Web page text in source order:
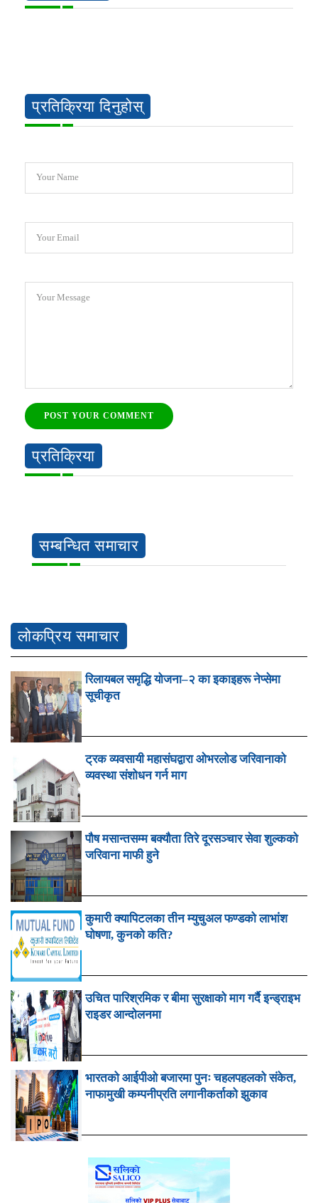
प्रतिक्रिया दिनुहोस्
Your Name
Your Email
Your Message
POST YOUR COMMENT
प्रतिक्रिया
सम्बन्धित समाचार
लोकप्रिय समाचार
रिलायबल समृद्धि योजना–२ का इकाइहरू नेप्सेमा
सूचीकृत
ट्रक व्यवसायी महासंघद्वारा ओभरलोड जरिवानाको
व्यवस्था संशोधन गर्न माग
पौष मसान्तसम्म बक्यौता तिरे दूरसञ्चार सेवा शुल्कको
जरिवाना माफी हुने
कुमारी क्यापिटलका तीन म्युचुअल फण्डको लाभांश
घोषणा, कुनको कति?
उचित पारिश्रमिक र बीमा सुरक्षाको माग गर्दै इन्ड्राइभ
राइडर आन्दोलनमा
भारतको आईपीओ बजारमा पुनः चहलपहलको संकेत,
नाफामुखी कम्पनीप्रति लगानीकर्ताको झुकाव